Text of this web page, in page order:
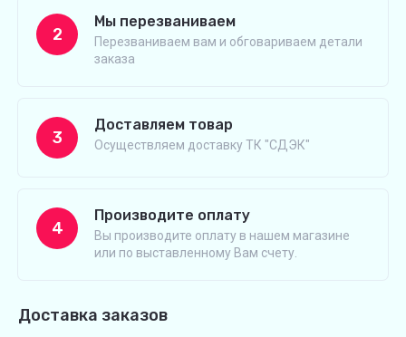
2
Мы перезваниваем
Перезваниваем вам и обговариваем детали
заказа
3
Доставляем товар
Осуществляем доставку ТК "СДЭК"
4
Производите оплату
Вы производите оплату в нашем магазине
или по выставленному Вам счету.
Доставка заказов